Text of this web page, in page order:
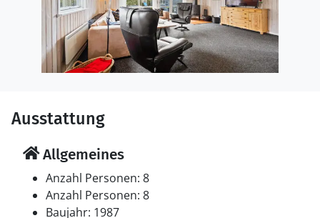
Ausstattung
Allgemeines
Anzahl Personen: 8
Anzahl Personen: 8
Baujahr: 1987